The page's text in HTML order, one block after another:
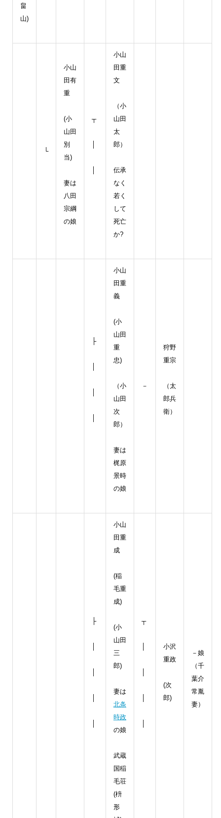
畠
山)
└
小山
田有
重
(小
山田
別
当)
妻は
八田
宗綱
の娘
┬
小山
田重
文
（小
山田
太
郎）
伝承
なく
若く
して
死亡
か?
├
小山
田重
義
(小
山田
重
忠)
（小
山田
次
郎）
妻は
梶原
景時
の娘
－
狩野
重宗
（太
郎兵
衛）
├
小山
田重
成
(稲
毛重
成)
(小
山田
三
郎)
妻は
北条
時政
の娘
武蔵
国稲
毛荘
(枡
形
┬
小沢
重政
(次
郎)
－娘
（千
葉介
常胤
妻）